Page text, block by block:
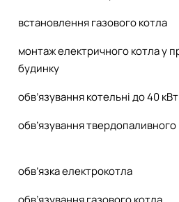
встановлення газового котла
монтаж електричного котла у
будинку
обв’язування котельні до 40
обв’язування твердопаливного
обв’язка електрокотла